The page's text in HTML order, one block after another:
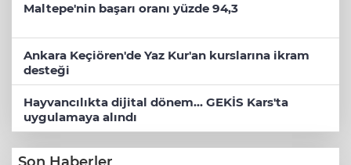
Maltepe'nin başarı oranı yüzde 94,3
Ankara Keçiören'de Yaz Kur'an kurslarına ikram
desteği
Hayvancılıkta dijital dönem... GEKİS Kars'ta
uygulamaya alındı